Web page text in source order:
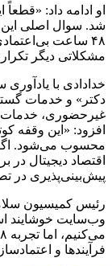
او ادامه داد:
شد. سوال اصلی
۴۸ ساعت
مشکلاتی دیگر
دکتر» و خدمات
غیرحضوری، خدمات
افزود: «این وقفه
اقتصاد دیجیتال در
پیش‌بینی‌پذیری در
رئیس کمیسیون
وب‌سایت خوشایند
فرآیندها و